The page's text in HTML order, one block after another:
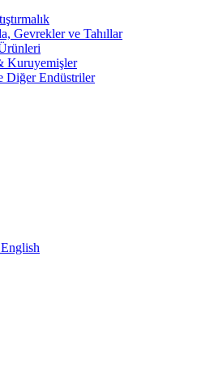
Gevrekler ve Tahıllar
Kuruyemişler
Diğer Endüstriler
English